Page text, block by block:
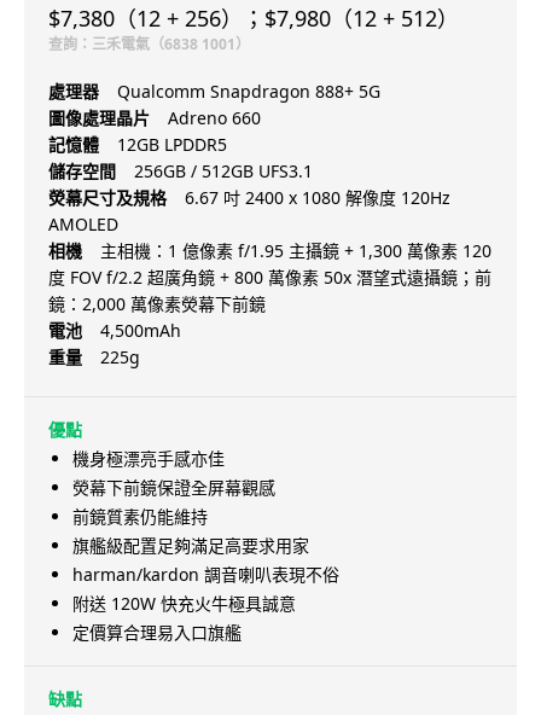
$7,380（12 + 256）；$7,980（12 + 512）
查詢：三禾電氣（6838 1001）
處理器
Qualcomm Snapdragon 888+ 5G
圖像處理晶片
Adreno 660
記憶體
12GB LPDDR5
儲存空間
256GB / 512GB UFS3.1
熒幕尺寸及規格
6.67 吋 2400 x 1080 解像度 120Hz
AMOLED
相機
主相機：1 億像素 f/1.95 主攝鏡 + 1,300 萬像素 120
度 FOV f/2.2 超廣角鏡 + 800 萬像素 50x 潛望式遠攝鏡；前
鏡：2,000 萬像素熒幕下前鏡
電池
4,500mAh
重量
225g
優點
機身極漂亮手感亦佳
熒幕下前鏡保證全屏幕觀感
前鏡質素仍能維持
旗艦級配置足夠滿足高要求用家
harman/kardon 調音喇叭表現不俗
附送 120W 快充火牛極具誠意
定價算合理易入口旗艦
缺點